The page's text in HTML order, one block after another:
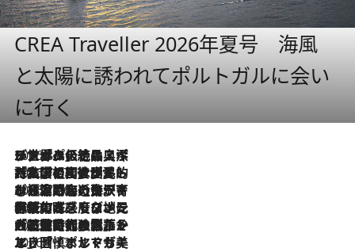
CREA Traveller 2026年夏号 海風
と太陽に誘われてポルトガルに会い
に行く
2026.8.8
リスボンの絶品スイーツ「パステル・デ・ナタ」とは？ポルトガル伝統の奥深い世界へ
2026.7.27
「私の祖国はポルトガル語です」国民的詩人フェルナンド・ペソアと、彼が愛した文学の街を歩く
2026.7.26
ポルトガル近海が育む極上の海の幸。キリリと冷えた白ワインと愉しむ、シーフード専門店の贅沢
2026.7.22
伝統の味をモダンに昇華。高感度な地元客が集う、リスボンの最旬ガストロノミー
2026.7.21
大航海時代の栄華から、震災、独裁、そして革命へ。ポルトガル・首都リスボンの石畳に刻まれた「歴史の光と影」
2026.7.13
エッセイ・ヤマザキマリ「慎ましくも美しき国 ポルトガル」